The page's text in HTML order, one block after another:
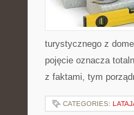
turystycznego z
pojęcie oznacza
z faktami, tym
CATEGORIES: